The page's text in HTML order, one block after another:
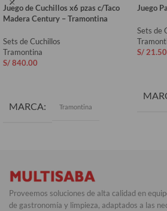
Juego de Cuchillos x6 pzas c/Taco
Madera Century – Tramontina
Sets de Cuchillos
Tramontina
S/840.00
MARCA Tramontina
Juego
Sets de
S/ 21.50
Proveemos soluciones de alta calidad en
de gastronomía y limpieza, adaptados a las